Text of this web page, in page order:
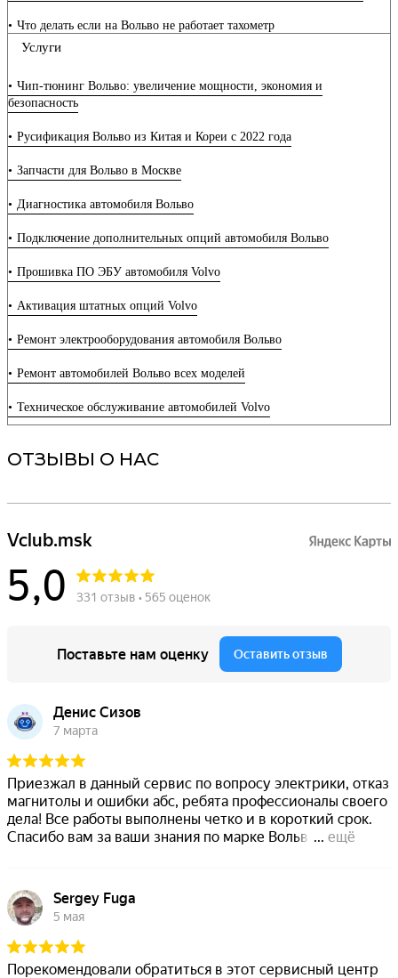
Что делать если на Вольво не работает тахометр
Что делать если на Вольво не работает панель приборов
кислородного датчика или лямбда зонда
Что делать если на Вольво селектор АКПП требует обслуживания
Установка сидений с вентиляцией на Volvo
Установка активного круиз-контроля Вольво
Установка системы бесключевого доступа на Вольво
Установка камеры заднего вида на Вольво
Все что нужно знать про регламент ТО Вольво
5 простых правил по замене масла в двигателе Вольво
Прошивка блока REM (задний электронный модуль) автомобиля
Прошивка блока SRS airbag Вольво
Прошивка блока CEM Volvo
Сход-развал автомобиля Вольво
Смазка, ремонт петель и замков Вольво
Сброс межсервисного интервала автомобиля Вольво
Регулировка фар Вольво разных моделей
Промывка топливной системы дизеля Вольво
Промывка топливной системы автомобиля Volvo
Промывка системы охлаждения автомобиля Volvo
Услуги
Чип-тюнинг Вольво: увеличение мощности, экономия и
безопасность
Русификация Вольво из Китая и Кореи с 2022 года
Запчасти для Вольво в Москве
Диагностика автомобиля Вольво
Подключение дополнительных опций автомобиля Вольво
Прошивка ПО ЭБУ автомобиля Volvo
Активация штатных опций Volvo
Ремонт электрооборудования автомобиля Вольво
Ремонт автомобилей Вольво всех моделей
Техническое обслуживание автомобилей Volvo
ОТЗЫВЫ О НАС